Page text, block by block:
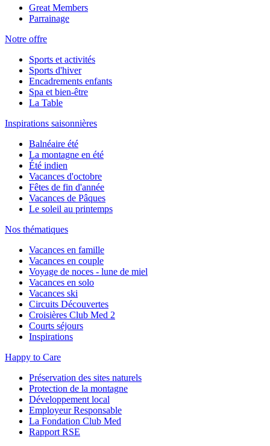
Great Members
Parrainage
Notre offre
Sports et activités
Sports d'hiver
Encadrements enfants
Spa et bien-être
La Table
Inspirations saisonnières
Balnéaire été
La montagne en été
Été indien
Vacances d'octobre
Fêtes de fin d'année
Vacances de Pâques
Le soleil au printemps
Nos thématiques
Vacances en famille
Vacances en couple
Voyage de noces - lune de miel
Vacances en solo
Vacances ski
Circuits Découvertes
Croisières Club Med 2
Courts séjours
Inspirations
Happy to Care
Préservation des sites naturels
Protection de la montagne
Développement local
Employeur Responsable
La Fondation Club Med
Rapport RSE